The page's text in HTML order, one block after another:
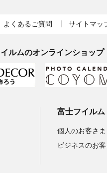
よくあるご質問 サイトマッ
ルムのオンラインショップ
富士フイルム
個人のお客さま
ビジネスのお客